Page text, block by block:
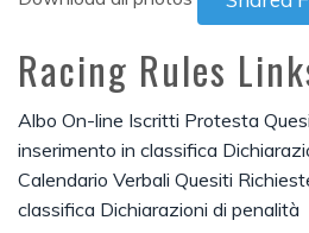
Racing Rules
Albo On-line Iscritti Protesta
inserimento in classifica
Calendario Verbali Quesiti
classifica Dichiarazioni di penalità